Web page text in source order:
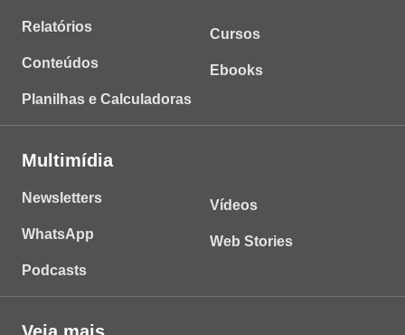
Relatórios
Conteúdos
Planilhas e Calculadoras
Cursos
Ebooks
Multimídia
Newsletters
WhatsApp
Podcasts
Vídeos
Web Stories